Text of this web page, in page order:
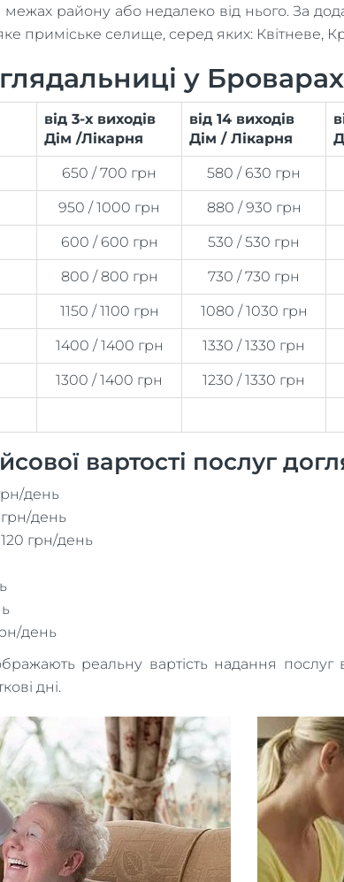
району або недалеко від нього. За
приміське селище, серед яких: Квітневе,
у Броварах
від 3-х виходів
Дім /Лікарня
від 14 виходів
Дім / Лікарня
650 / 700 грн 580 / 630 грн
950 / 1000 грн 880 / 930 грн
600 / 600 грн 530 / 530 грн
800 / 800 грн 730 / 730 грн
1150 / 1100 грн 1080 / 1030 грн
1400 / 1400 грн 1330 / 1330 грн
1300 / 1400 грн 1230 / 1330 грн
вартості послуг
день
грн/день
120 грн/день
день
реальну вартість надання послуг
дні.